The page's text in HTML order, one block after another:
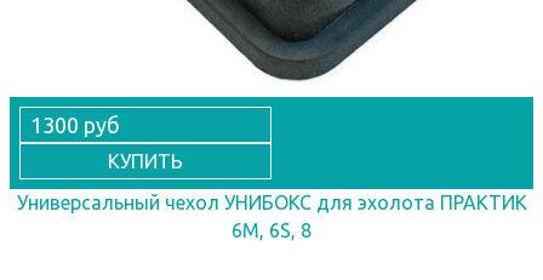
1300 руб
КУПИТЬ
Универсальный чехол УНИБОКС для эхолота ПРАКТИК
6М, 6S, 8